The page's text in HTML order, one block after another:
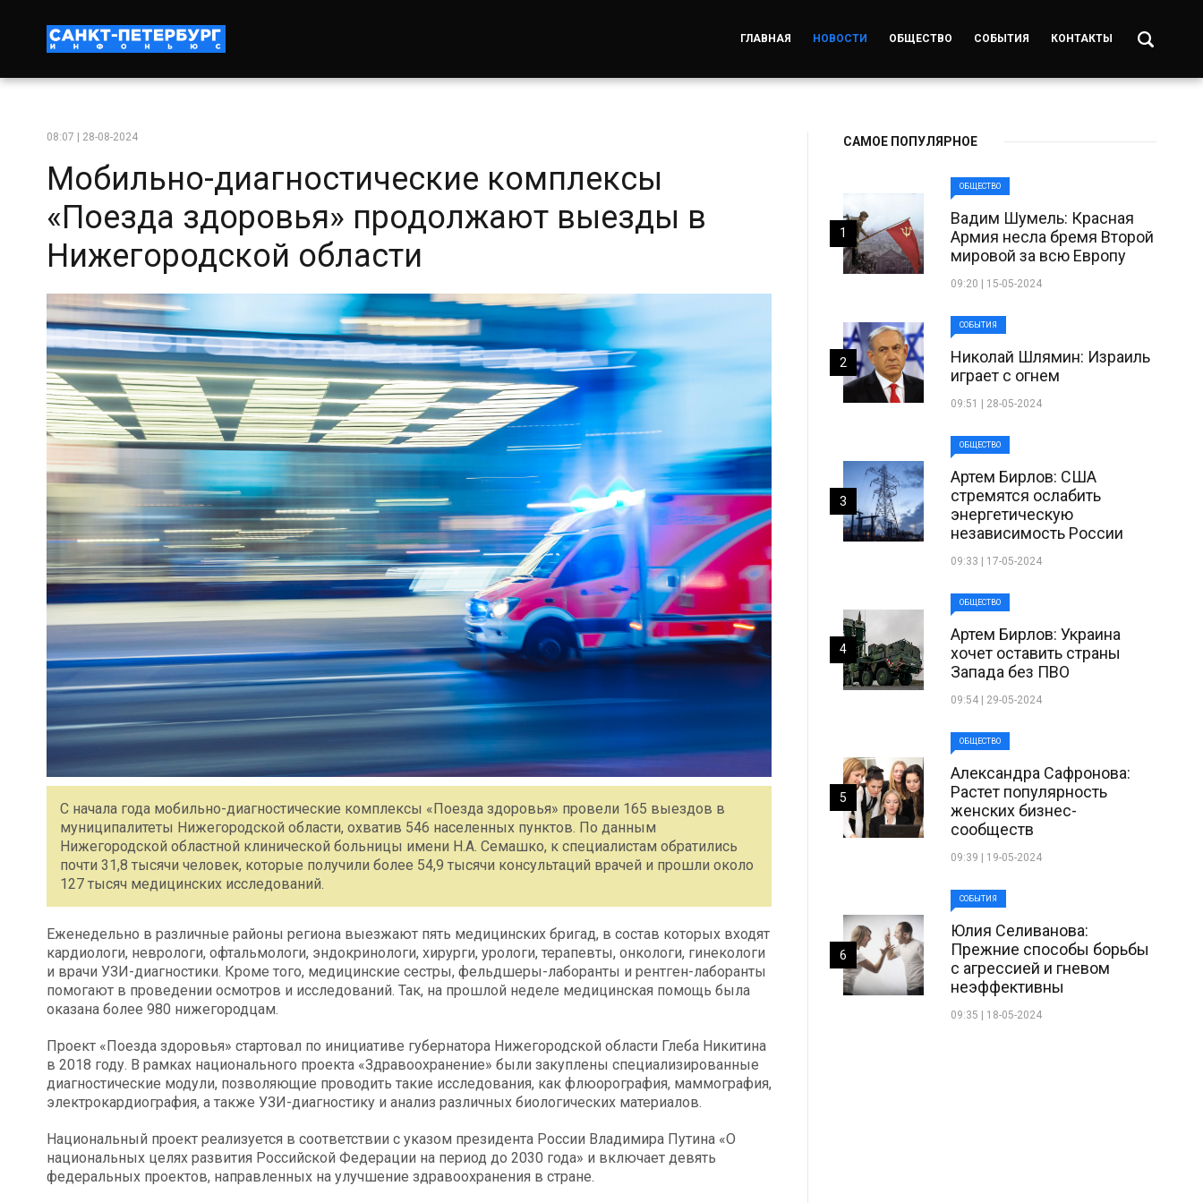
ГЛАВНАЯ НОВОСТИ ОБЩЕСТВО СОБЫТИЯ КОНТАКТЫ
08:07 | 28-08-2024
Мобильно-диагностические комплексы
«Поезда здоровья» продолжают выезды в
Нижегородской области
С начала года мобильно-диагностические комплексы «Поезда здоровья» провели 165 выездов в
муниципалитеты Нижегородской области, охватив 546 населенных пунктов. По данным
Нижегородской областной клинической больницы имени Н.А. Семашко, к специалистам обратились
почти 31,8 тысячи человек, которые получили более 54,9 тысячи консультаций врачей и прошли около
127 тысяч медицинских исследований.
Еженедельно в различные районы региона выезжают пять медицинских бригад, в состав которых входят
кардиологи, неврологи, офтальмологи, эндокринологи, хирурги, урологи, терапевты, онкологи, гинекологи
и врачи УЗИ-диагностики. Кроме того, медицинские сестры, фельдшеры-лаборанты и рентген-лаборанты
помогают в проведении осмотров и исследований. Так, на прошлой неделе медицинская помощь была
оказана более 980 нижегородцам.
Проект «Поезда здоровья» стартовал по инициативе губернатора Нижегородской области Глеба Никитина
в 2018 году. В рамках национального проекта «Здравоохранение» были закуплены специализированные
диагностические модули, позволяющие проводить такие исследования, как флюорография, маммография,
электрокардиография, а также УЗИ-диагностику и анализ различных биологических материалов.
Национальный проект реализуется в соответствии с указом президента России Владимира Путина «О
национальных целях развития Российской Федерации на период до 2030 года» и включает девять
федеральных проектов, направленных на улучшение здравоохранения в стране.
САМОЕ ПОПУЛЯРНОЕ
ОБЩЕСТВО
Вадим Шумель: Красная
Армия несла бремя Второй
мировой за всю Европу
09:20 | 15-05-2024
1
СОБЫТИЯ
Николай Шлямин: Израиль
играет с огнем
09:51 | 28-05-2024
2
ОБЩЕСТВО
Артем Бирлов: США
стремятся ослабить
энергетическую
независимость России
09:33 | 17-05-2024
3
ОБЩЕСТВО
Артем Бирлов: Украина
хочет оставить страны
Запада без ПВО
09:54 | 29-05-2024
4
ОБЩЕСТВО
Александра Сафронова:
Растет популярность
женских бизнес-
сообществ
09:39 | 19-05-2024
5
СОБЫТИЯ
Юлия Селиванова:
Прежние способы борьбы
с агрессией и гневом
неэффективны
09:35 | 18-05-2024
6